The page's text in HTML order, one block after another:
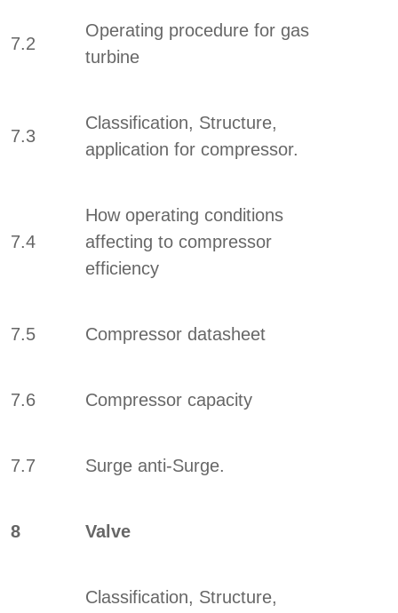
7.2
Operating procedure for gas
turbine
7.3
Classification, Structure,
application for compressor.
7.4
How operating conditions
affecting to compressor
efficiency
7.5 Compressor datasheet
7.6 Compressor capacity
7.7 Surge anti-Surge.
8 Valve
Classification, Structure,